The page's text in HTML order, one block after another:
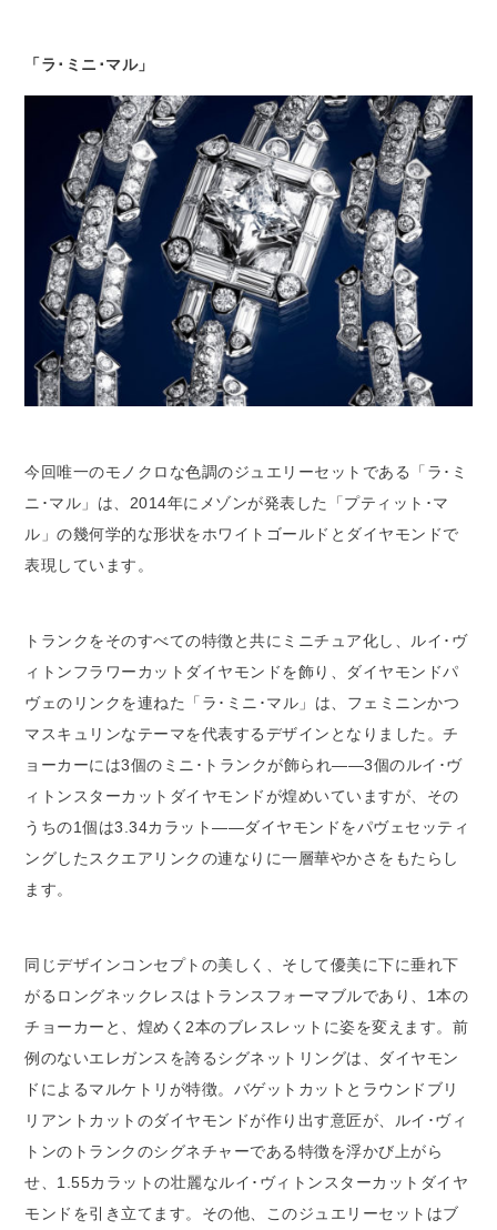
「ラ･ミニ･マル」
今回唯一のモノクロな色調のジュエリーセットである「ラ･ミ
ニ･マル」は、2014年にメゾンが発表した「プティット･マ
ル」の幾何学的な形状をホワイトゴールドとダイヤモンドで
表現しています。
トランクをそのすべての特徴と共にミニチュア化し、ルイ･ヴ
ィトンフラワーカットダイヤモンドを飾り、ダイヤモンドパ
ヴェのリンクを連ねた「ラ･ミニ･マル」は、フェミニンかつ
マスキュリンなテーマを代表するデザインとなりました。チ
ョーカーには3個のミニ･トランクが飾られ――3個のルイ･ヴ
ィトンスターカットダイヤモンドが煌めいていますが、その
うちの1個は3.34カラット――ダイヤモンドをパヴェセッティ
ングしたスクエアリンクの連なりに一層華やかさをもたらし
ます。
同じデザインコンセプトの美しく、そして優美に下に垂れ下
がるロングネックレスはトランスフォーマブルであり、1本の
チョーカーと、煌めく2本のブレスレットに姿を変えます。前
例のないエレガンスを誇るシグネットリングは、ダイヤモン
ドによるマルケトリが特徴。バゲットカットとラウンドブリ
リアントカットのダイヤモンドが作り出す意匠が、ルイ･ヴィ
トンのトランクのシグネチャーである特徴を浮かび上がら
せ、1.55カラットの壮麗なルイ･ヴィトンスターカットダイヤ
モンドを引き立てます。その他、このジュエリーセットはブ